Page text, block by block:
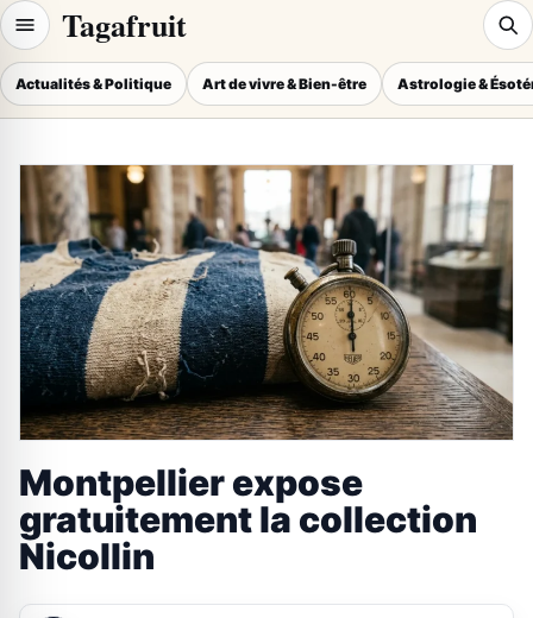
Tagafruit
Actualités & Politique Art de vivre & Bien-être Astrologie &
Montpellier expose
gratuitement la collection
Nicollin